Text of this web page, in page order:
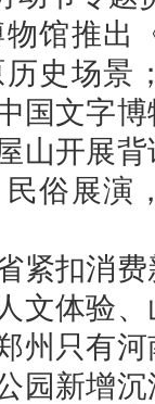
馆推出
史场景
国文字
山开展
俗展演
紧扣消
文体验
州只有
园新增